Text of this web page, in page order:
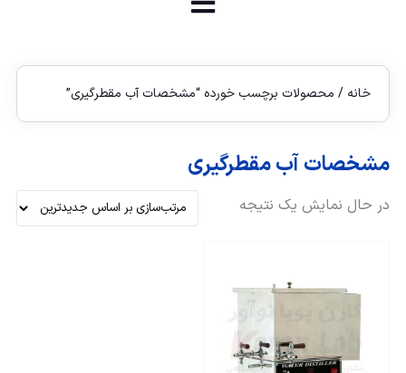
خانه / محصولات برچسب خورده “مشخصات آب مقطرگیری”
مشخصات آب مقطرگیری
در حال نمایش یک نتیجه